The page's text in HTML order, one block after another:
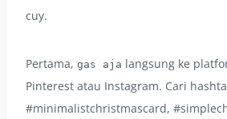
cuy.
Pertama, gas aja langsung ke
Pinterest atau Instagram. Cari
#minimalistchristmascard,